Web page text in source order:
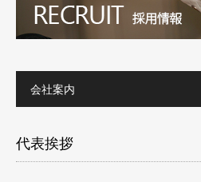
会社案内
代表挨拶